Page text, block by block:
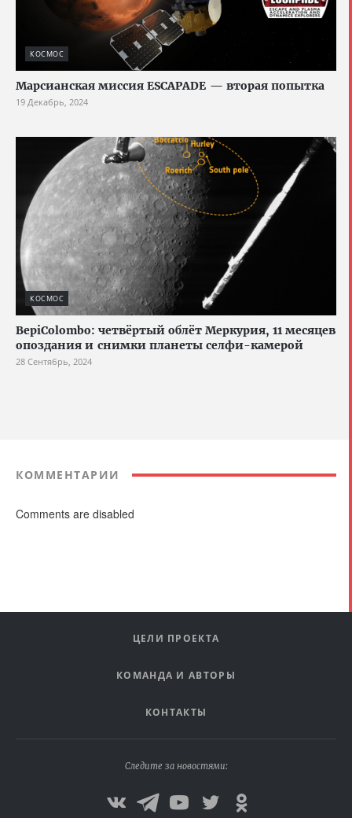
КОСМОС
Марсианская миссия ESCAPADE — вторая попытка
19 Декабрь, 2024
КОСМОС
BepiColombo: четвёртый облёт Меркурия, 11 месяцев
опоздания и снимки планеты селфи-камерой
28 Сентябрь, 2024
КОММЕНТАРИИ
Comments are disabled
ЦЕЛИ ПРОЕКТА
КОМАНДА И АВТОРЫ
КОНТАКТЫ
Следите за новостями: